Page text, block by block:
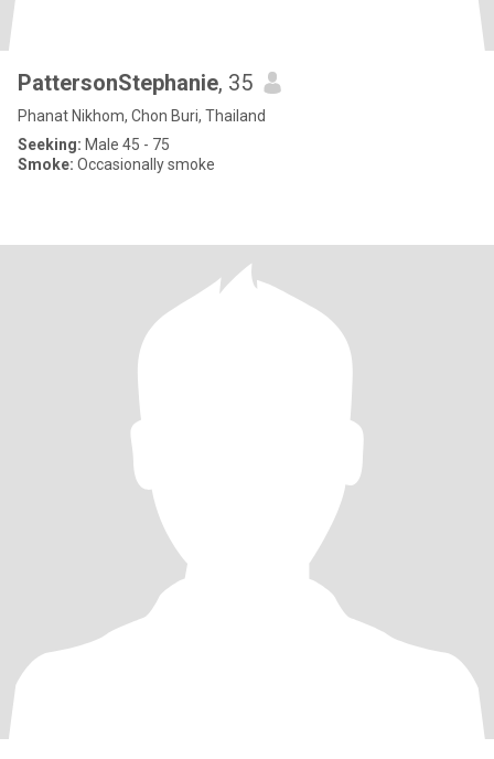
PattersonStephanie, 35
Phanat Nikhom, Chon Buri, Thailand
Seeking: Male 45 - 75
Smoke: Occasionally smoke